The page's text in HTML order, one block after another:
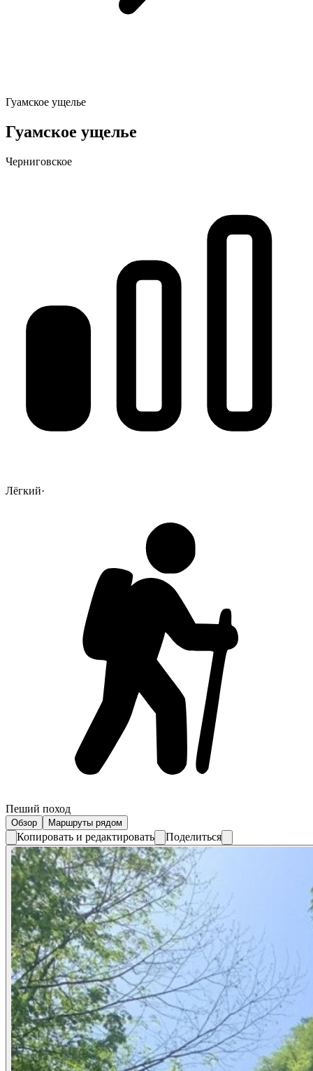
Гуамское ущелье
Гуамское ущелье
Черниговское
Лёгкий·
Пеший поход
Обзор Маршруты рядом
Копировать и редактировать Поделиться